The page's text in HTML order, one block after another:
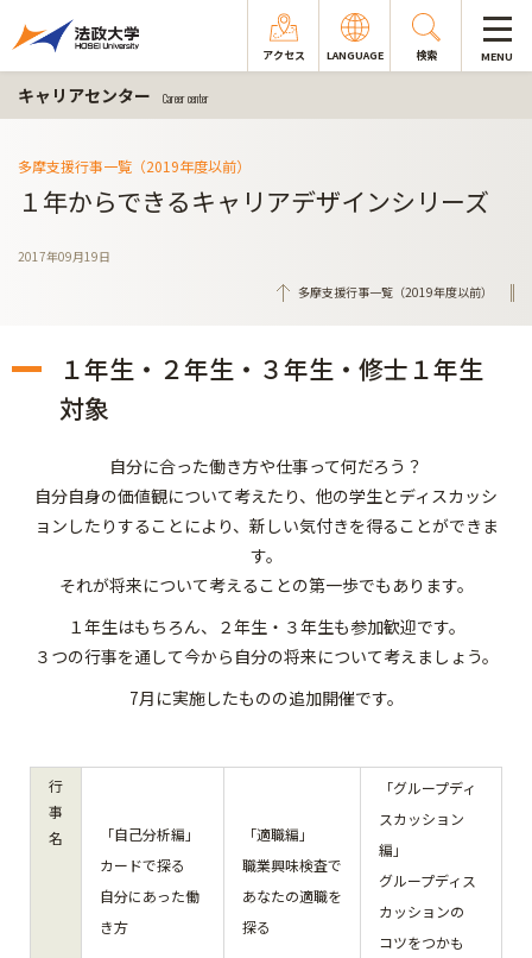
アクセス LANGUAGE 検索 MENU
キャリアセンター Career center
多摩支援行事一覧（2019年度以前）
１年からできるキャリアデザインシリーズ
2017年09月19日
多摩支援行事一覧（2019年度以前）
１年生・２年生・３年生・修士１年生
対象
自分に合った働き方や仕事って何だろう？
自分自身の価値観について考えたり、他の学生とディスカッシ
ョンしたりすることにより、新しい気付きを得ることができま
す。
それが将来について考えることの第一歩でもあります。
１年生はもちろん、２年生・３年生も参加歓迎です。
３つの行事を通して今から自分の将来について考えましょう。
7月に実施したものの追加開催です。
行
事
名
「自己分析編」
カードで探る
自分にあった働
き方
「適職編」
職業興味検査で
あなたの適職を
探る
「グループディ
スカッション
編」
グループディス
カッションの
コツをつかも